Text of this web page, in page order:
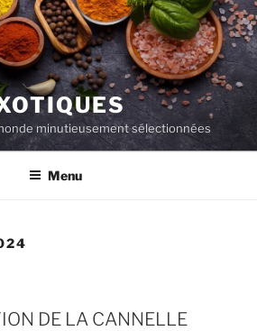
minutieusement sélectionnées
Menu
DE LA CANNELLE